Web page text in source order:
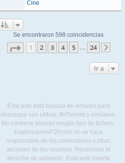
Cine
Se encontraron 598 coincidencias
Página de 24
1 2 3 4 5 … 24
Ir a
Esta web está basada en enlaces para
descargar con eMule, BitTorrent o similares.
No contiene alojado ningún tipo de fichero.
ExploradoresP2P.com no se hace
responsable de los comentarios u otras
acciones de los usuarios. Reservado el
derecho de admisión. Esta web inserta